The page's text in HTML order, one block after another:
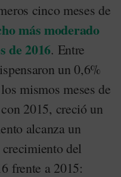
cinco meses de
más moderado
de 2016. Entre
un 0,6%
mismos meses de
2015, creció un
alcanza un
del
frente a 2015: